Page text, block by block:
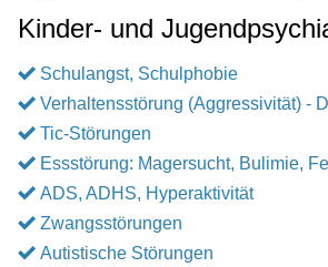
Kinder- und
Schulangst, Schulphobie
Verhaltensstörung (Aggressivität) -
Tic-Störungen
Essstörung: Magersucht, Bulimie,
ADS, ADHS, Hyperaktivität
Zwangsstörungen
Autistische Störungen